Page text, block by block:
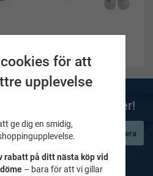
erbjudanden & nyheter!
Prenumerera
endast användas till våra nyhetsbrev.
för att
upplevelse
ge dig en smidig,
rabatt på ditt nästa köp vid
– bara för att vi gillar